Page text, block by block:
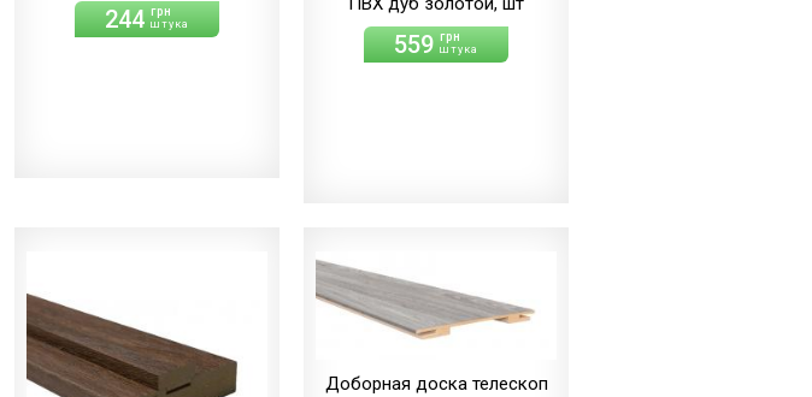
244 грн
штука
559 грн
штука
Доборная доска телескоп